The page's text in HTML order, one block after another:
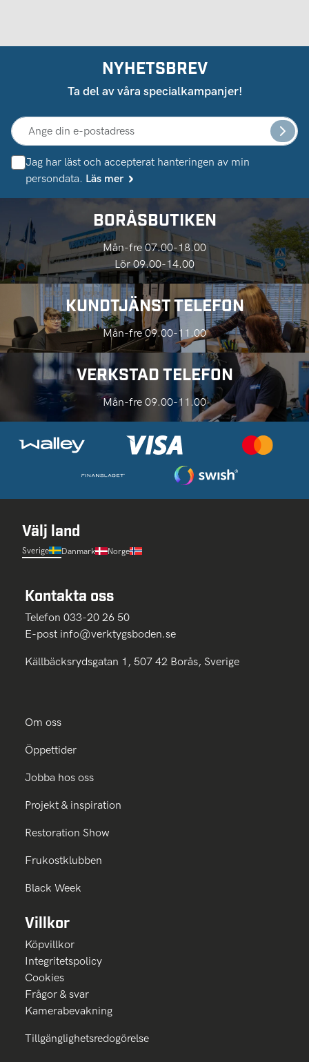
NYHETSBREV
Ta del av våra specialkampanjer!
Jag har läst och accepterat hanteringen av min
persondata. Läs mer
BORÅSBUTIKEN
Mån-fre 07.00-18.00
Lör 09.00-14.00
KUNDTJÄNST TELEFON
Mån-fre 09.00-11.00
VERKSTAD TELEFON
Mån-fre 09.00-11.00
Välj land
Sverige Danmark Norge
Kontakta oss
Telefon 033-20 26 50
E-post info@verktygsboden.se
Källbäcksrydsgatan 1, 507 42 Borås, Sverige
Om oss
Öppettider
Jobba hos oss
Projekt & inspiration
Restoration Show
Frukostklubben
Black Week
Villkor
Köpvillkor
Integritetspolicy
Cookies
Frågor & svar
Kamerabevakning
Tillgänglighetsredogörelse